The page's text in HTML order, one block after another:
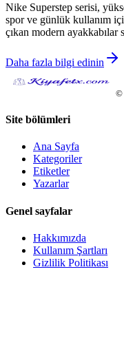
Nike Superstep serisi,
spor ve günlük kullanım
çıkan modern ayakkabılar
Daha fazla bilgi edinin
©
Site bölümleri
Ana Sayfa
Kategoriler
Etiketler
Yazarlar
Genel sayfalar
Hakkımızda
Kullanım Şartları
Gizlilik Politikası